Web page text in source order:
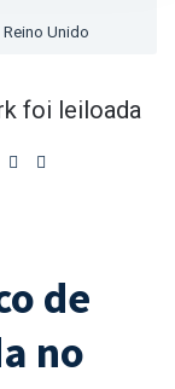
Unido
de
no